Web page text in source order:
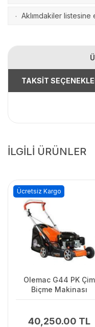
· Aklımdakiler listesine
TAKSİT
İLGİLİ ÜRÜNLER
Olemac G44 PK Çim
Biçme Makinası
40,250.00 TL
Ücretsiz Kargo